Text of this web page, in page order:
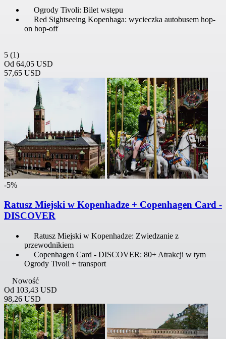
Ogrody Tivoli: Bilet wstępu
Red Sightseeing Kopenhaga: wycieczka autobusem hop-
on hop-off
5 (1)
Od 64,05 USD
57,65 USD
-5%
Ratusz Miejski w Kopenhadze + Copenhagen Card -
DISCOVER
Ratusz Miejski w Kopenhadze: Zwiedzanie z
przewodnikiem
Copenhagen Card - DISCOVER: 80+ Atrakcji w tym
Ogrody Tivoli + transport
Nowość
Od 103,43 USD
98,26 USD